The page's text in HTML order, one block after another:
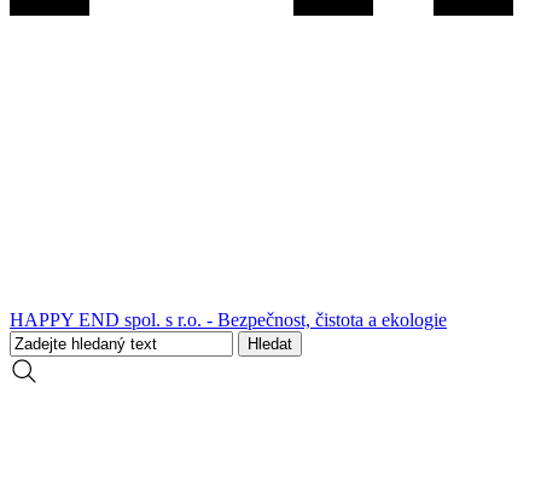
HAPPY END spol. s r.o. - Bezpečnost, čistota a ekologie